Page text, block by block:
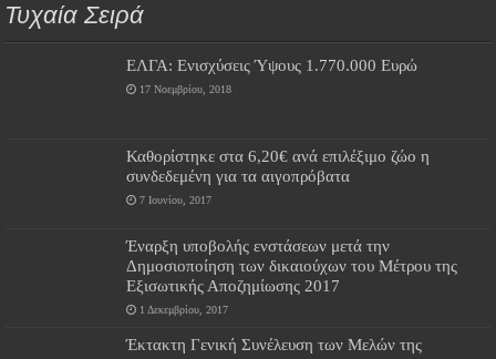
Τυχαία Σειρά
ΕΛΓΑ: Ενισχύσεις Ύψους 1.770.000 Ευρώ
17 Νοεμβρίου, 2018
Καθορίστηκε στα 6,20€ ανά επιλέξιμο ζώο η
συνδεδεμένη για τα αιγοπρόβατα
7 Ιουνίου, 2017
Έναρξη υποβολής ενστάσεων μετά την
Δημοσιοποίηση των δικαιούχων του Μέτρου της
Εξισωτικής Αποζημίωσης 2017
1 Δεκεμβρίου, 2017
Έκτακτη Γενική Συνέλευση των Μελών της